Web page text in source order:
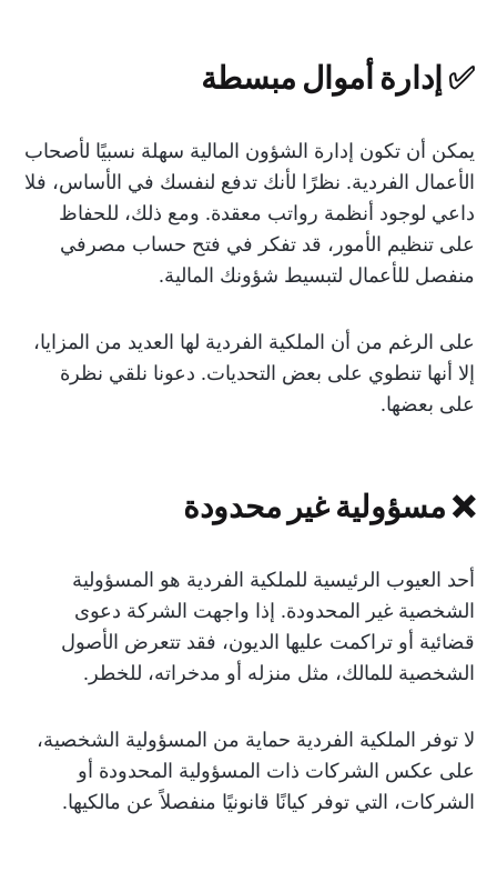
✅ إدارة أموال مبسطة
يمكن أن تكون إدارة الشؤون المالية سهلة نسبيًا لأصحاب
الأعمال الفردية. نظرًا لأنك تدفع لنفسك في الأساس، فلا
داعي لوجود أنظمة رواتب معقدة. ومع ذلك، للحفاظ
على تنظيم الأمور، قد تفكر في فتح حساب مصرفي
منفصل للأعمال لتبسيط شؤونك المالية.
على الرغم من أن الملكية الفردية لها العديد من المزايا،
إلا أنها تنطوي على بعض التحديات. دعونا نلقي نظرة
على بعضها.
❌ مسؤولية غير محدودة
أحد العيوب الرئيسية للملكية الفردية هو المسؤولية
الشخصية غير المحدودة. إذا واجهت الشركة دعوى
قضائية أو تراكمت عليها الديون، فقد تتعرض الأصول
الشخصية للمالك، مثل منزله أو مدخراته، للخطر.
لا توفر الملكية الفردية حماية من المسؤولية الشخصية،
على عكس الشركات ذات المسؤولية المحدودة أو
الشركات، التي توفر كيانًا قانونيًا منفصلاً عن مالكيها.